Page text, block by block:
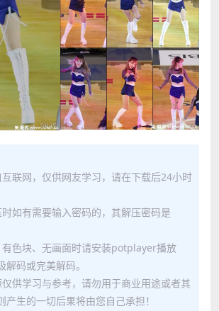
联网，仅供网友学习，请在下载后24小时
如有需要输入密码的，其解压密码是
有色块、无画面时请安装potplayer播放
码或完美解码。
供学习与参考，请勿用于商业用途或者其
产生的一切后果将由您自己承担！